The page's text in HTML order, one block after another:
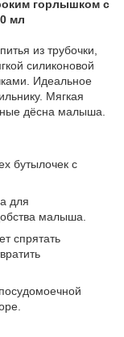
горлышком с
мл
из трубочки,
силиконовой
Идеальное
Мягкая
дёсна малыша.
бутылочек с
для
малыша.
спрятать